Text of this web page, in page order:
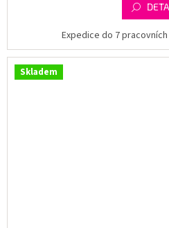
Expedice do 7
Skladem